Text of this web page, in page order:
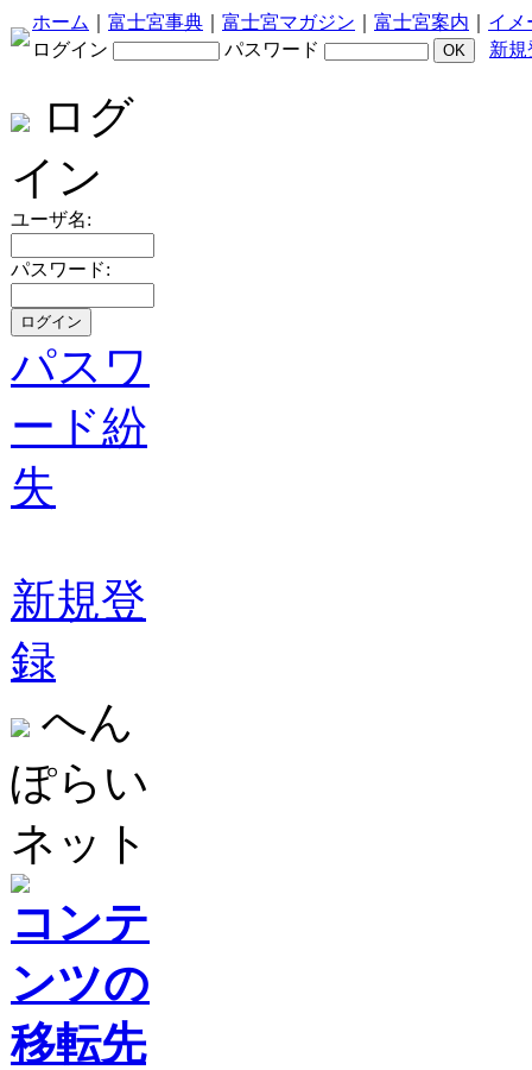
ホーム 富士宮事典 富士宮マガジン 富士宮案内
イメ
ログイン
パスワード 新規
ログ
イン
ユーザ名:
パスワード:
パスワ
ード紛
失
新規登
録
へん
ぽらい
ネット
コンテ
ンツの
移転先